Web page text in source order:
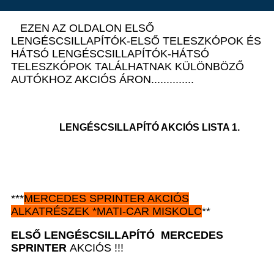
EZEN AZ OLDALON ELSŐ
LENGÉSCSILLAPÍTÓK-ELSŐ TELESZKÓPOK ÉS
HÁTSÓ LENGÉSCSILLAPÍTÓK-HÁTSÓ
TELESZKÓPOK TALÁLHATNAK KÜLÖNBÖZŐ
AUTÓKHOZ AKCIÓS ÁRON..............
LENGÉSCSILLAPÍTÓ AKCIÓS LISTA 1.
***MERCEDES SPRINTER AKCIÓS
ALKATRÉSZEK *MATI-CAR MISKOLC**
ELSŐ LENGÉSCSILLAPÍTÓ MERCEDES
SPRINTER AKCIÓS !!!